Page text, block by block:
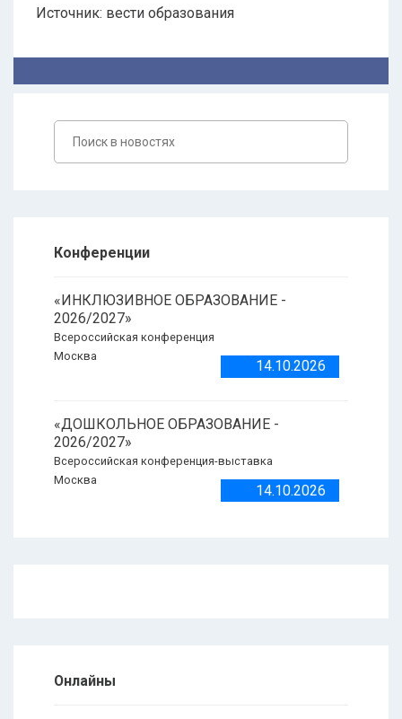
Источник: вести образования
Конференции
«ИНКЛЮЗИВНОЕ ОБРАЗОВАНИЕ -
2026/2027»
Всероссийская конференция
Москва
14.10.2026
«ДОШКОЛЬНОЕ ОБРАЗОВАНИЕ -
2026/2027»
Всероссийская конференция-выставка
Москва
14.10.2026
Онлайны